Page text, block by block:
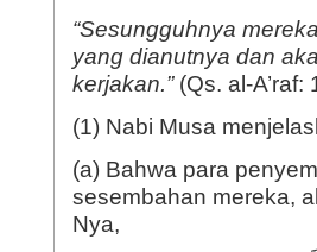
“Sesungguhnya
yang dianutnya dan
kerjakan.”(Qs. al-A’raf:
(1) Nabi Musa
(a) Bahwa para
sesembahan mereka,
Nya,